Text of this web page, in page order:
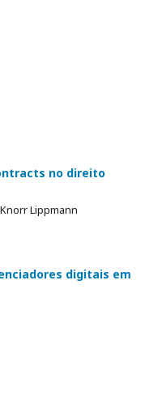
no direito
Lippmann
digitais em